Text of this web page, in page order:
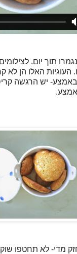
תוך יום.
העוגיות האלו הן לא
באמצע- יש הרגשה
מדי- לא תחטפו שוק